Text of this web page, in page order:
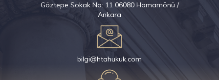
Göztepe Sokak No: 11 06080 Hamamönü /
Ankara
bilgi@htahukuk.com